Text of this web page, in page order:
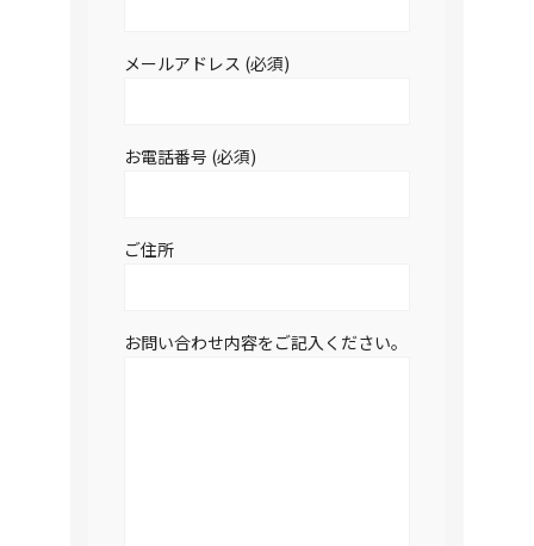
メールアドレス (必須)
お電話番号 (必須)
ご住所
お問い合わせ内容をご記入ください。